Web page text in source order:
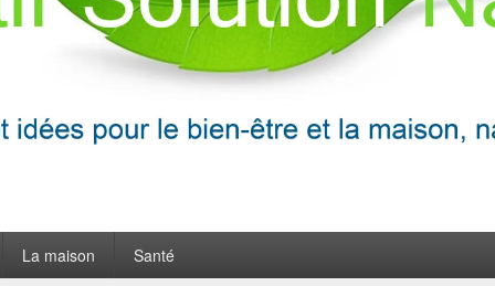
Naturelle
La maison Santé